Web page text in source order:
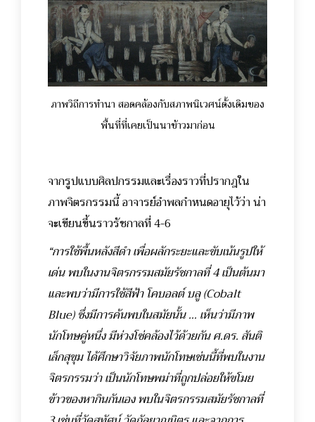
ภาพวิถีการทำนา สอดคล้องกับสภาพนิเวศน์ดั้งเดิมของ
พื้นที่ที่เคยเป็นนาข้าวมาก่อน
จากรูปแบบศิลปกรรมและเรื่องราวที่ปรากฎใน
ภาพจิตรกรรมนี้ อาจารย์อำพลกำหนดอายุไว้ว่า น่า
จะเขียนขึ้นราวรัชกาลที่ 4-6
“การใช้พื้นหลังสีดำ เพื่อผลักระยะและขับเน้นรูปให้
เด่น พบในงานจิตรกรรมสมัยรัชกาลที่ 4 เป็นต้นมา
และพบว่ามีการใช้สีฟ้า โคบอลต์ บลู (Cobalt
Blue) ซึ่งมีการค้นพบในสมัยนั้น … เห็นว่ามีภาพ
นักโทษคู่หนึ่ง มีห่วงโซ่คล้องไว้ด้วยกัน ศ.ดร. สันติ
เล็กสุขุม ได้ศึกษาวิจัยภาพนักโทษเช่นนี้ที่พบในงาน
จิตรกรรมว่า เป็นนักโทษพม่าที่ถูกปล่อยให้ขโมย
ข้าวของหากินกันเอง พบในจิตรกรรมสมัยรัชกาลที่